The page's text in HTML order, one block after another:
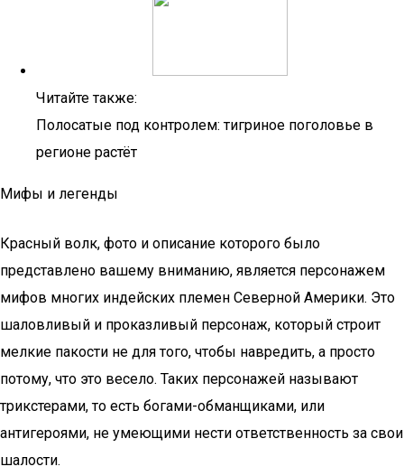
Читайте также:
Полосатые под контролем: тигриное поголовье в
регионе растёт
Мифы и легенды
Красный волк, фото и описание которого было
представлено вашему вниманию, является персонажем
мифов многих индейских племен Северной Америки. Это
шаловливый и проказливый персонаж, который строит
мелкие пакости не для того, чтобы навредить, а просто
потому, что это весело. Таких персонажей называют
трикстерами, то есть богами-обманщиками, или
антигероями, не умеющими нести ответственность за свои
шалости.